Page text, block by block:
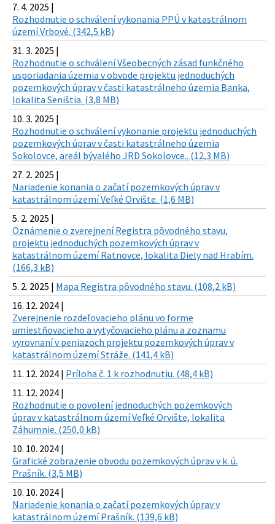
7. 4. 2025 |
Rozhodnutie o schválení vykonania PPÚ v katastrálnom
území Vrbové. (342,5 kB)
31. 3. 2025 |
Rozhodnutie o schválení Všeobecných zásad funkčného
usporiadania územia v obvode projektu jednoduchých
pozemkových úprav v časti katastrálneho územia Banka,
lokalita Seništia. (3,8 MB)
10. 3. 2025 |
Rozhodnutie o schválení vykonanie projektu jednoduchých
pozemkových úprav v časti katastrálneho územia
Sokolovce, areál bývalého JRD Sokolovce.. (12,3 MB)
27. 2. 2025 |
Nariadenie konania o začatí pozemkových úprav v
katastrálnom území Veľké Orvište. (1,6 MB)
5. 2. 2025 |
Oznámenie o zverejnení Registra pôvodného stavu,
projektu jednoduchých pozemkových úprav v
katastrálnom území Ratnovce, lokalita Diely nad Hrabím.
(166,3 kB)
5. 2. 2025 | Mapa Registra pôvodného stavu. (108,2 kB)
16. 12. 2024 |
Zverejnenie rozdeľovacieho plánu vo forme
umiestňovacieho a vytyčovacieho plánu a zoznamu
vyrovnaní v peniazoch projektu pozemkových úprav v
katastrálnom území Stráže. (141,4 kB)
11. 12. 2024 | Príloha č. 1 k rozhodnutiu. (48,4 kB)
11. 12. 2024 |
Rozhodnutie o povolení jednoduchých pozemkových
úprav v katastrálnom území Veľké Orvište, lokalita
Záhumnie. (250,0 kB)
10. 10. 2024 |
Grafické zobrazenie obvodu pozemkových úprav v k. ú.
Prašník. (3,5 MB)
10. 10. 2024 |
Nariadenie konania o začatí pozemkových úprav v
katastrálnom území Prašník. (139,6 kB)